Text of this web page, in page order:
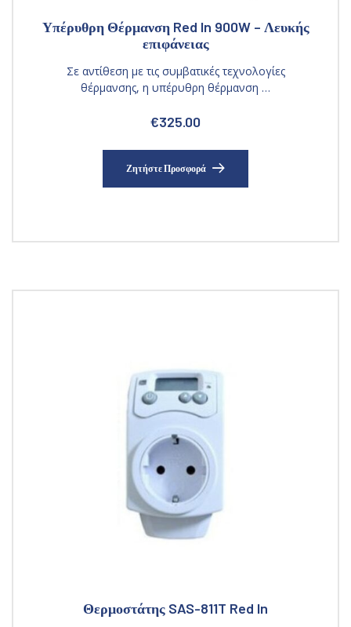
Υπέρυθρη Θέρμανση Red In 900W – Λευκής
επιφάνειας
Σε αντίθεση με τις συμβατικές τεχνολογίες
θέρμανσης, η υπέρυθρη θέρμανση …
€325.00
Ζητήστε Προσφορά
Θερμοστάτης SAS-811T Red In